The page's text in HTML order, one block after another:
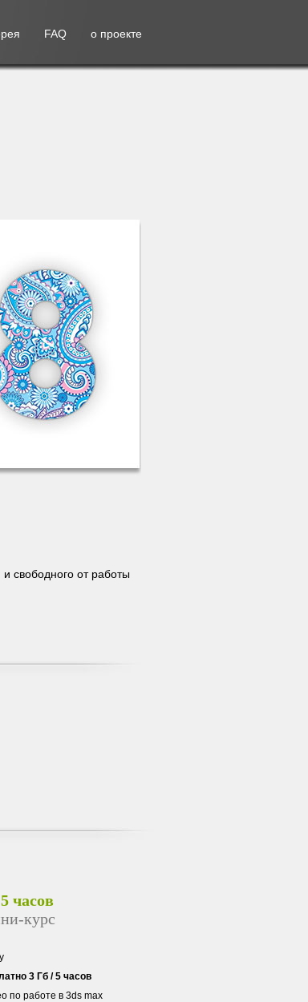
о проекте
FAQ
свободного от работы
часов
курс
3 Гб / 5 часов
по работе в 3ds max